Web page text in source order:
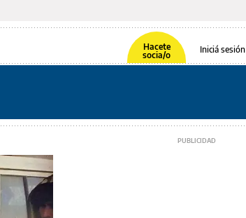
Hacete
socia/o
Iniciá sesión